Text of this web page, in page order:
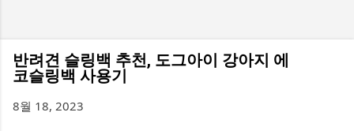
반려견 슬링백 추천, 도그아이 강아지 에
코슬링백 사용기
8월 18, 2023